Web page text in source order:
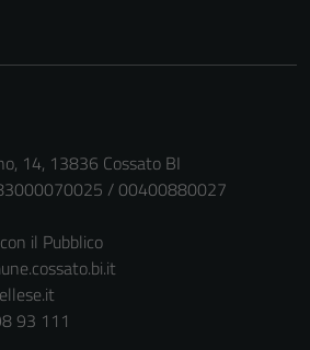
14, 13836 Cossato BI
/ 00400880027
il Pubblico
93 111